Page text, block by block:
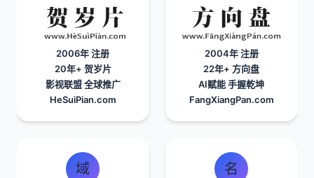
2006年 注册
20年+ 贺岁片
影视联盟 全球推广
HeSuiPian.com
2004年 注册
22年+ 方向盘
AI赋能 手握乾坤
FangXiangPan.com
域 名